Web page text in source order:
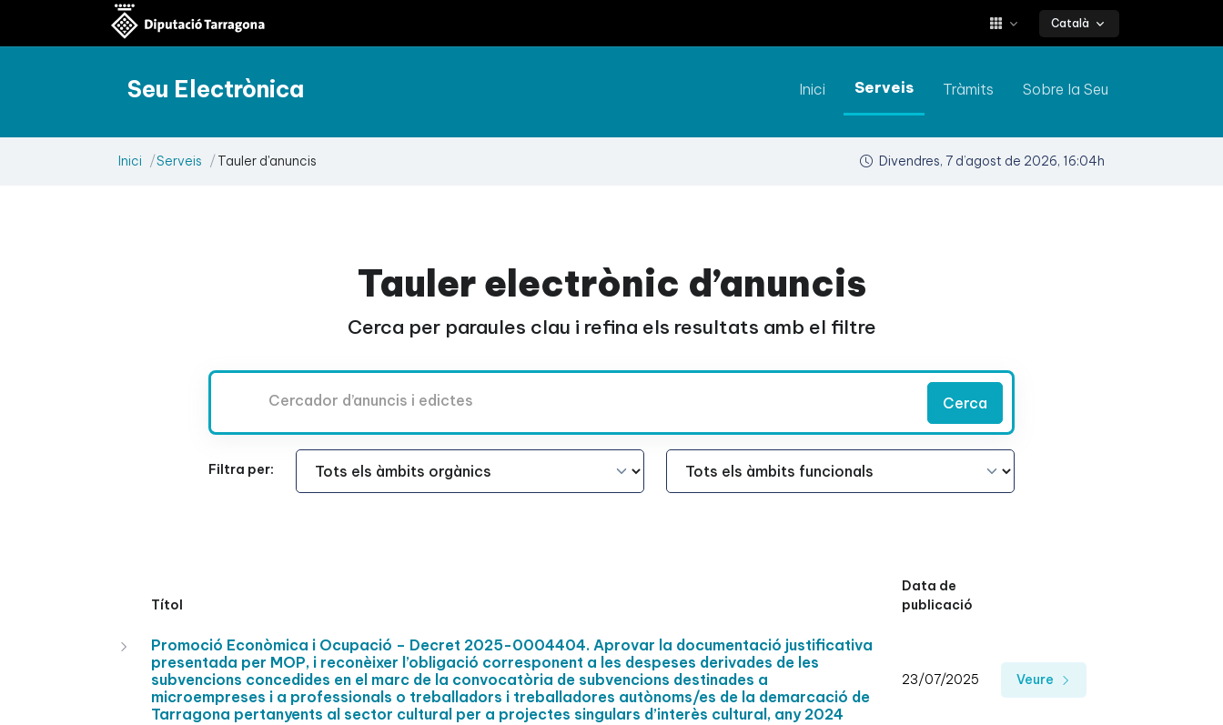
Català
Seu Electrònica Inici Serveis Tràmits Sobre la Seu
Inici Serveis Tauler d'anuncis Divendres, 7 d’agost de 2026, 16:04h
Tauler electrònic d’anuncis
Cerca per paraules clau i refina els resultats amb el filtre
Cerca
Filtra per:
Àmbit Funcional Àmbit Funcional
Títol
Data de
publicació
Promoció Econòmica i Ocupació – Decret 2025-0004404. Aprovar la documentació justificativa
presentada per MOP, i reconèixer l’obligació corresponent a les despeses derivades de les
subvencions concedides en el marc de la convocatòria de subvencions destinades a
microempreses i a professionals o treballadors i treballadores autònoms/es de la demarcació de
Tarragona pertanyents al sector cultural per a projectes singulars d’interès cultural, any 2024
23/07/2025 Veure